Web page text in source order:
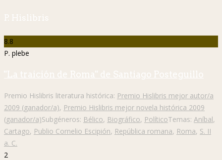
P. Hislibris
8.8
P. plebe
"La traición de Roma" de Santiago Posteguillo
Premio Hislibris literatura histórica: Premio Hislibris mejor autor/a
2009 (ganador/a), Premio Hislibris mejor novela histórica 2009
(ganador/a)Subgéneros: Bélico, Biográfico, PolíticoTemas: Aníbal,
Cartago, Publio Cornelio Escipión, República romana, Roma, S. II
a. C.
2